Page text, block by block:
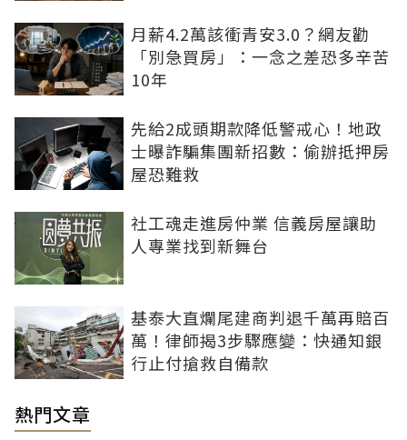
月薪4.2萬該衝青安3.0？網友勸
「別急買房」：一念之差恐多辛苦
10年
先給2成頭期款降低警戒心！地政
士曝詐騙集團新招數：偷辦抵押房
屋恐難救
社工魂走進房仲業 信義房屋讓助
人專業找到新舞台
基泰大直爛尾建商判退千萬再賠百
萬！律師揭3步驟應變：快通知銀
行止付搶救自備款
熱門文章